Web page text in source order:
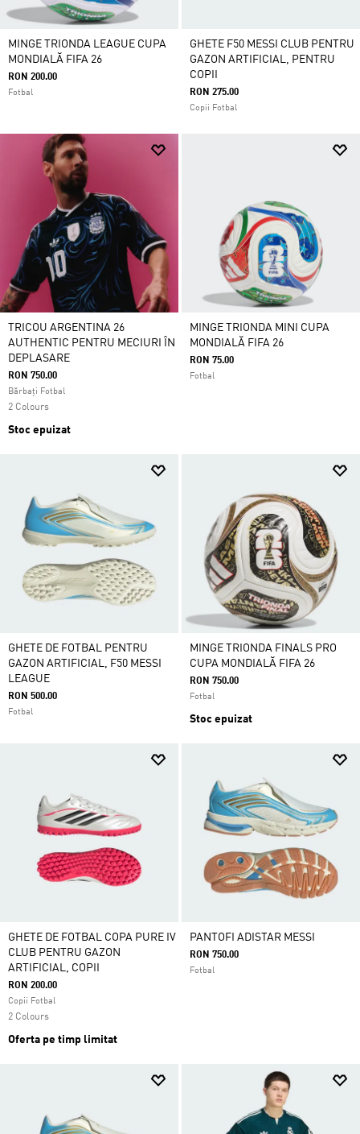
MINGE TRIONDA LEAGUE CUPA
MONDIALĂ FIFA 26
RON 200.00
Fotbal
GHETE F50 MESSI CLUB PENTRU
GAZON ARTIFICIAL, PENTRU
COPII
RON 275.00
Copii Fotbal
TRICOU ARGENTINA 26
AUTHENTIC PENTRU MECIURI ÎN
DEPLASARE
RON 750.00
Bărbați Fotbal
2 Colours
Stoc epuizat
MINGE TRIONDA MINI CUPA
MONDIALĂ FIFA 26
RON 75.00
Fotbal
GHETE DE FOTBAL PENTRU
GAZON ARTIFICIAL, F50 MESSI
LEAGUE
RON 500.00
Fotbal
MINGE TRIONDA FINALS PRO
CUPA MONDIALĂ FIFA 26
RON 750.00
Fotbal
Stoc epuizat
GHETE DE FOTBAL COPA PURE IV
CLUB PENTRU GAZON
ARTIFICIAL, COPII
RON 200.00
Copii Fotbal
2 Colours
Oferta pe timp limitat
PANTOFI ADISTAR MESSI
RON 750.00
Fotbal